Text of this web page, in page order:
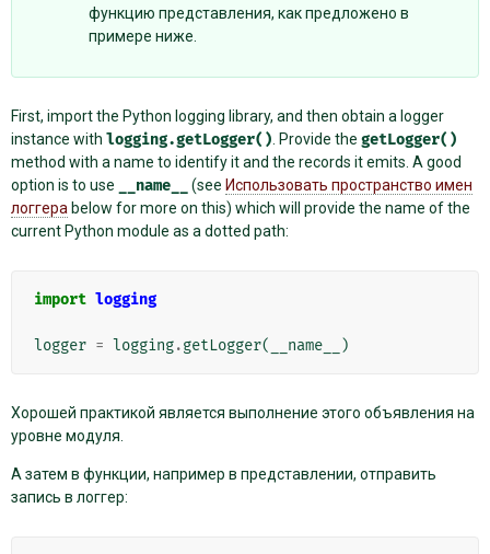
функцию представления, как предложено в
примере ниже.
First, import the Python logging library, and then obtain a logger
instance with logging.getLogger() . Provide the getLogger()
method with a name to identify it and the records it emits. A good
option is to use
__name__ (see Использовать пространство имен
логгера below for more on this) which will provide the name of the
current Python module as a dotted path:
import logging
logger = logging.getLogger( __name__ )
Хорошей практикой является выполнение этого объявления на
уровне модуля.
А затем в функции, например в представлении, отправить
запись в логгер: